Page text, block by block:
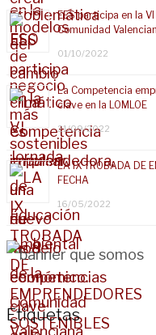
EES participa en la
Comunidad
01/10/2022
La Competencia
clave en la LOMLOE
21/09/2022
LA IX TROBADA DE
FECHA
16/05/2022
Etiquetas